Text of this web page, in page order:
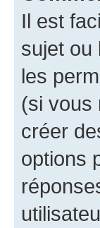
Il est
sujet ou
les
(si vous
créer
options